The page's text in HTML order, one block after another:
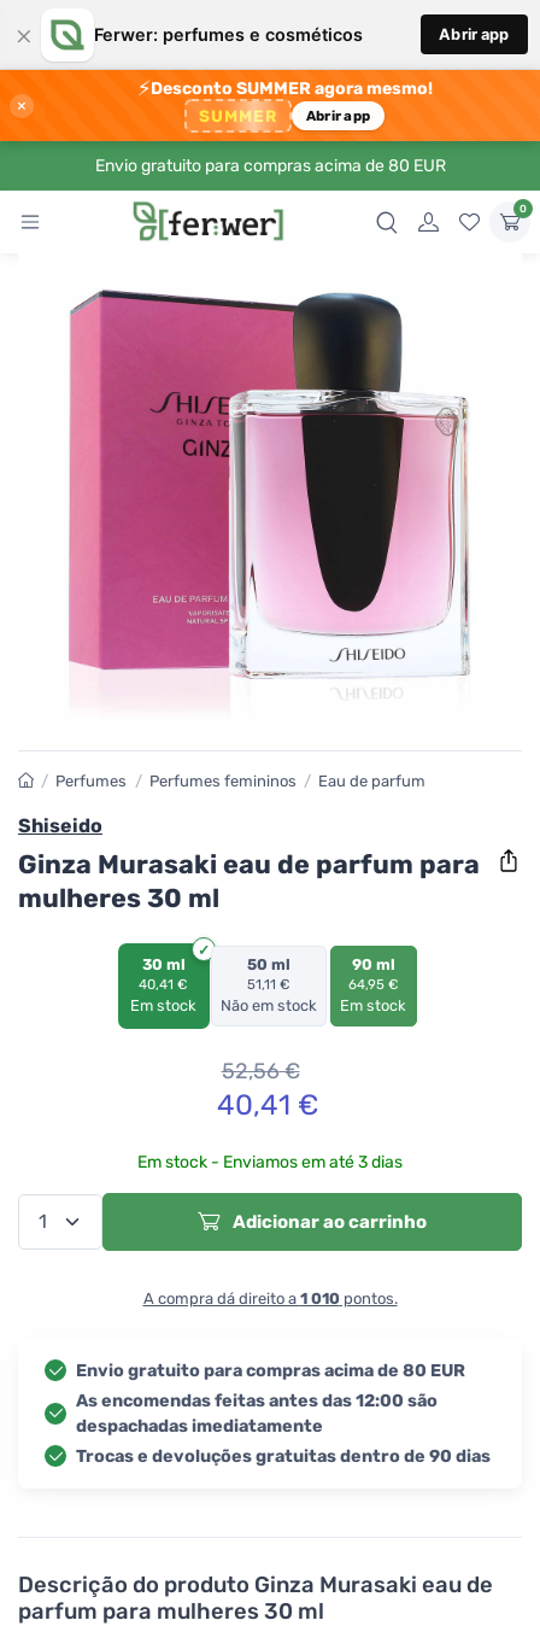
× Ferwer: perfumes e cosméticos Abrir app
×
⚡Desconto SUMMER agora mesmo!
SUMMER Abrir app
Envio gratuito para compras acima de 80 EUR
0
Descrição do produto Ginza Murasaki eau de
parfum para mulheres 30 ml
/ Perfumes / Perfumes femininos / Eau de parfum
Shiseido
Ginza Murasaki eau de parfum para
mulheres 30 ml
30 ml
40,41 €
Em stock
50 ml
51,11 €
Não em stock
90 ml
64,95 €
Em stock
52,56€
40,41 €
Em stock - Enviamos em até 3 dias
Adicionar ao carrinho
A compra dá direito a 1 010pontos.
Envio gratuito para compras acima de 80 EUR
As encomendas feitas antes das 12:00 são
despachadas imediatamente
Trocas e devoluções gratuitas dentro de 90 dias